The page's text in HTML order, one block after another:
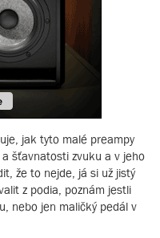
jak tyto malé preampy
šťavnatosti zvuku a v jeho
že to nejde, já si už jistý
z podia, poznám jestli
nebo jen maličký pedál v